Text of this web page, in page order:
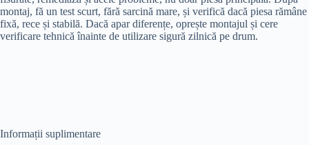
montaj, fă un test scurt, fără sarcină mare, și verifică dacă piesa rămâne
fixă, rece și stabilă. Dacă apar diferențe, oprește montajul și cere
verificare tehnică înainte de utilizare sigură zilnică pe drum.
Informații suplimentare